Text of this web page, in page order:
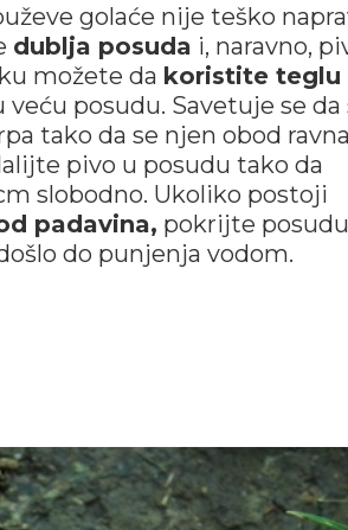
golaće nije teško
dublja posuda i, naravno,
možete da koristite teglu
posudu. Savetuje se da
tako da se njen obod
pivo u posudu tako da
slobodno. Ukoliko postoji
padavina, pokrijte posudu
do punjenja vodom.